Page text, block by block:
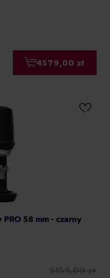
4579,00 zł
58 mm - czarny
5159,00 zł